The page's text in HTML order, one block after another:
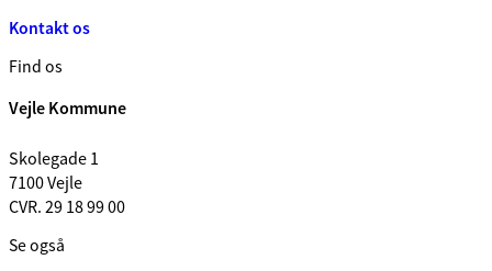
Kontakt os
Find os
Vejle Kommune
Skolegade 1
7100 Vejle
CVR. 29 18 99 00
Se også